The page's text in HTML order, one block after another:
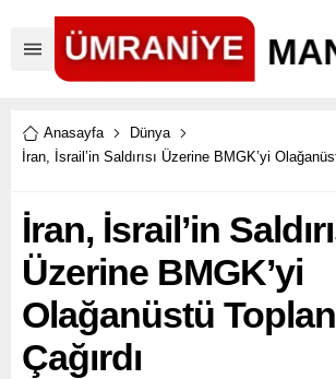
Anasayfa
Dünya
İran, İsrail’in Saldırısı Üzerine BMGK’yi
İran, İsrail’in
Üzerine BMGK’yi
Olağanüstü
Çağırdı